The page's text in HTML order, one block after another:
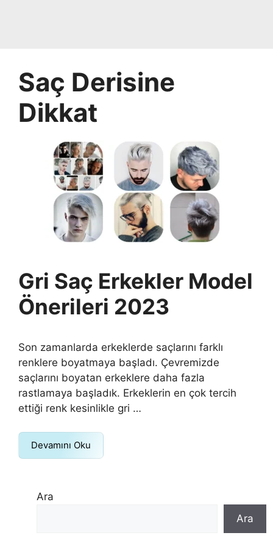
Saç Derisine
Dikkat
Gri Saç Erkekler Model
Önerileri 2023
Son zamanlarda erkeklerde saçlarını farklı
renklere boyatmaya başladı. Çevremizde
saçlarını boyatan erkeklere daha fazla
rastlamaya başladık. Erkeklerin en çok tercih
ettiği renk kesinlikle gri …
Devamını Oku
Ara
Ara